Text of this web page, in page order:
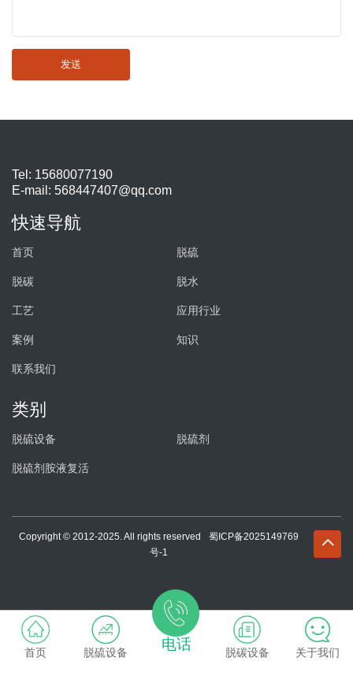
发送
Tel: 15680077190
E-mail: 568447407@qq.com
快速导航
首页 脱硫
脱碳 脱水
工艺 应用行业
案例 知识
联系我们
类别
脱硫设备 脱硫剂
脱硫剂胺液复活
Copyright © 2012-2025. All rights reserved
蜀ICP备2025149769
号-1
电话
首页 脱硫设备 脱碳设备 关于我们